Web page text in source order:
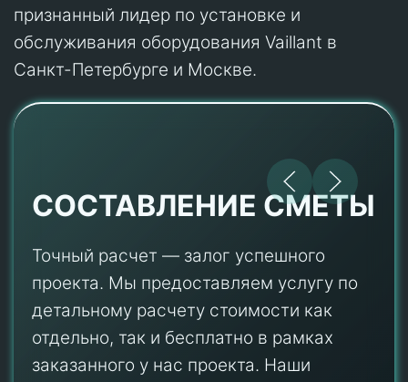
признанный лидер по установке и
обслуживания оборудования Vaillant в
Санкт-Петербурге и Москве.
СОСТАВЛЕНИЕ СМЕТЫ
Точный расчет — залог успешного
проекта. Мы предоставляем услугу по
детальному расчету стоимости как
отдельно, так и бесплатно в рамках
заказанного у нас проекта. Наши